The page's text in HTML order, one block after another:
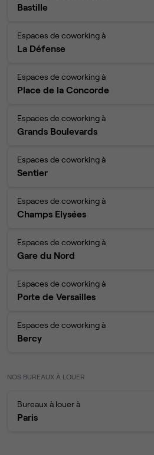
Bastille
Espaces de coworking à
La Défense
Espaces de coworking à
Place de la Concorde
Espaces de coworking à
Grands Boulevards
Espaces de coworking à
Sentier
Espaces de coworking à
Champs Elysées
Espaces de coworking à
Gare du Nord
Espaces de coworking à
Porte de Versailles
Espaces de coworking à
Bercy
NOS BUREAUX À LOUER
Bureaux à louer à
Paris